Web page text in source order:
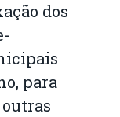
dos
para
outras